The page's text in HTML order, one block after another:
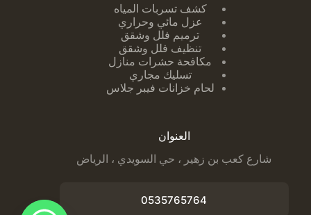
كشف تسربات ا لمياه
عزل مائي وحراري
ترميم فلل وشقق
تنظيف فلل وشقق
مكافحة حشرات منازل
تسليك مجاري
لحام خزانات فيبر جلاس
العنوان
شارع كعب بن زهير ، حي السويدي ، الرياض
0535765764